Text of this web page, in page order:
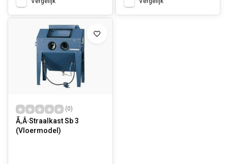
(0)
Ã‚Â·Straalkast Sb 3
(Vloermodel)